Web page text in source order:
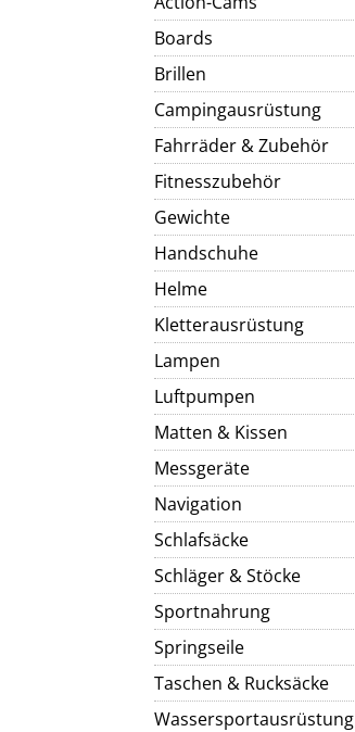
Boards
Brillen
Campingausrüstung
Fahrräder & Zubehör
Fitnesszubehör
Gewichte
Handschuhe
Helme
Kletterausrüstung
Lampen
Luftpumpen
Matten & Kissen
Messgeräte
Navigation
Schlafsäcke
Schläger & Stöcke
Sportnahrung
Springseile
Taschen & Rucksäcke
Wassersportausrüstung